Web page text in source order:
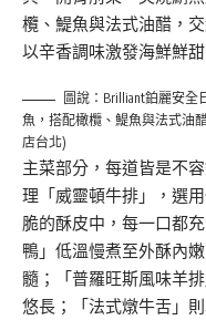
欖、鯷魚與法式油醋，
以辛香調味激發海鮮鮮
圖說：Brilliant鉑麗安
魚，搭配橄欖、鯷魚與法式油
店台北)
主菜部分，每道皆是不
理「威靈頓牛排」，選
脆的酥皮中，每一口都
鴨」低溫慢煮至外酥內
髓；「普羅旺斯風味羊
悠長；「法式燉牛舌」